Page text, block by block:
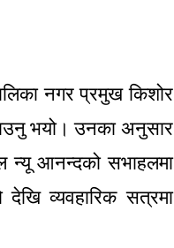
नगर प्रमुख किशोर
भयो। उनका अनुसार
न्यू आनन्दको सभाहलमा
व्यवहारिक सत्रमा